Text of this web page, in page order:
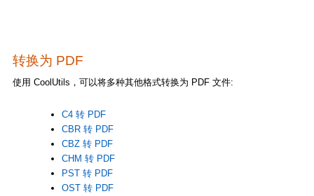
转换为 PDF
使用 CoolUtils，可以将多种其他格式转换为 PDF 文件:
C4 转 PDF
CBR 转 PDF
CBZ 转 PDF
CHM 转 PDF
PST 转 PDF
OST 转 PDF